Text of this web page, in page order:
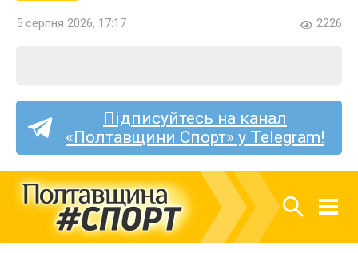
5 серпня 2026, 17:17 2226
Підписуйтесь на канал
«Полтавщини Спорт» у Telegram!